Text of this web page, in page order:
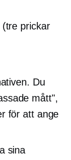
(tre prickar
Du
mått",
för att ange
sina